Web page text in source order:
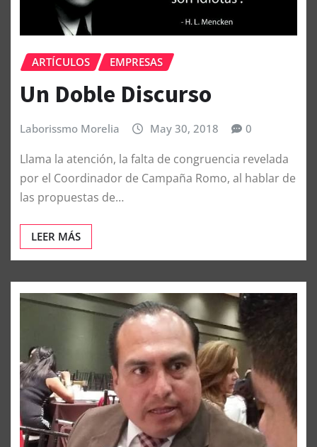
ARTÍCULOS EMPRESAS
Un Doble Discurso
Laborissmo Morelia May 30, 2018 0
Llama la atención, la falta de congruencia revelada
por el Coordinador de Campaña Romo, al hablar de
las propuestas de…
LEER MÁS